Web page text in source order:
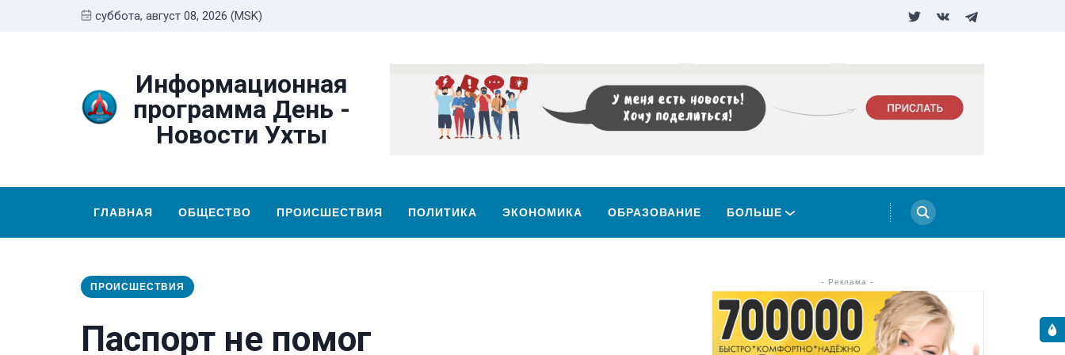
суббота, август 08, 2026 (MSK)
Информационная
программа День -
Новости Ухты
ГЛАВНАЯ ОБЩЕСТВО ПРОИСШЕСТВИЯ ПОЛИТИКА ЭКОНОМИКА ОБРАЗОВАНИЕ БОЛЬШЕ
ПРОИСШЕСТВИЯ
Паспорт не помог
- Реклама -